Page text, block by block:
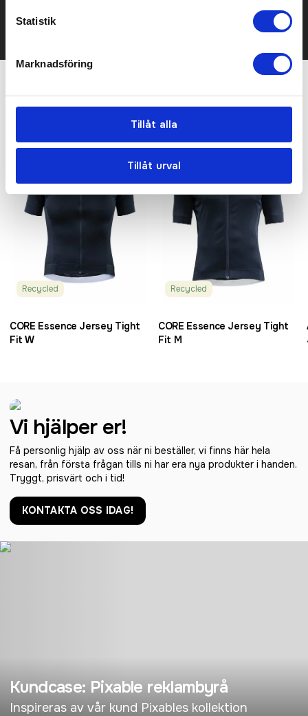
Statistik
Marknadsföring
Tillåt alla
Tillåt urval
Relaterade produkter
Recycled
CORE Essence Jersey Tight
Fit W
Bästsäljare
Recycled
CORE Essence Jersey Tight
Fit M
Vi hjälper er!
Få personlig hjälp av oss när ni beställer, vi finns här hela
resan, från första frågan tills ni har era nya produkter i handen.
Tryggt, prisvärt och i tid!
KONTAKTA OSS IDAG!
Kundcase: Pixable reklambyrå
Inspireras av vår kund Pixables kollektion